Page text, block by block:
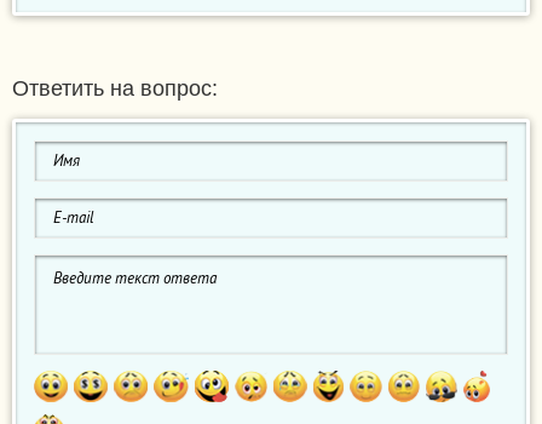
Ответить на вопрос: